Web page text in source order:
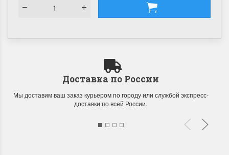
Доставка по России
Мы доставим ваш заказ курьером по городу или службой экспресс-
доставки по всей России.